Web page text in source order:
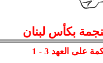
بكأس لبنان
على العهد 3 - 1